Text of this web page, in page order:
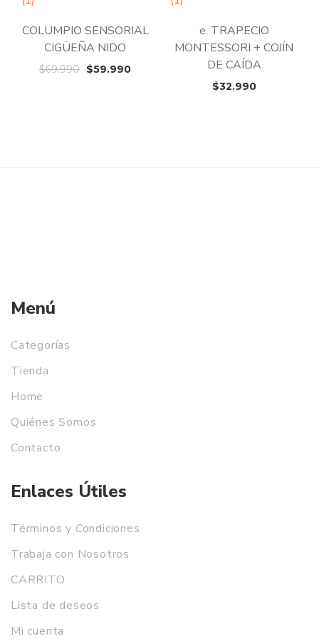
COLUMPIO SENSORIAL
CIGÜEÑA NIDO
$69.990 El
$59.990El
e. TRAPECIO
MONTESSORI + COJÍN
DE CAÍDA
$32.990
Menú
Categorías
Tienda
Home
Quiénes Somos
Contacto
Enlaces Útiles
Términos y Condiciones
Trabaja con Nosotros
CARRITO
Lista de deseos
Mi cuenta